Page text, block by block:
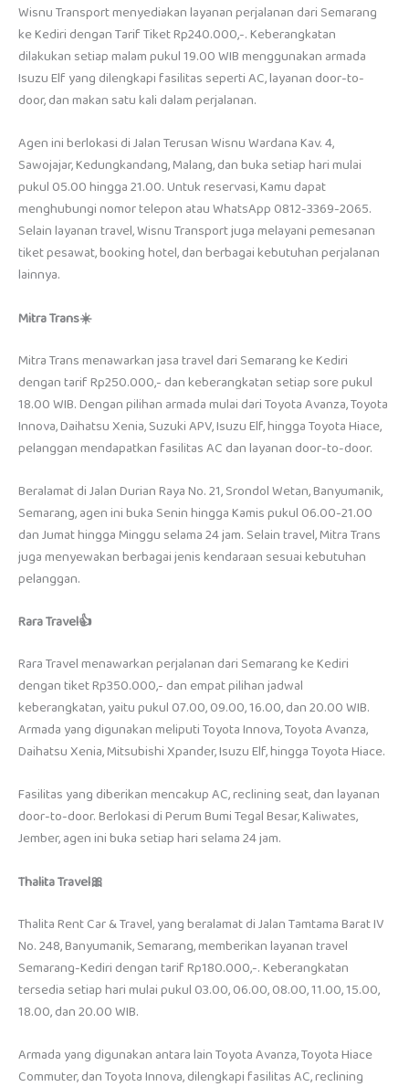
Wisnu Transport menyediakan layanan perjalanan dari Semarang
ke Kediri dengan Tarif Tiket Rp240.000,-. Keberangkatan
dilakukan setiap malam pukul 19.00 WIB menggunakan armada
Isuzu Elf yang dilengkapi fasilitas seperti AC, layanan door-to-
door, dan makan satu kali dalam perjalanan.
Agen ini berlokasi di Jalan Terusan Wisnu Wardana Kav. 4,
Sawojajar, Kedungkandang, Malang, dan buka setiap hari mulai
pukul 05.00 hingga 21.00. Untuk reservasi, Kamu dapat
menghubungi nomor telepon atau WhatsApp 0812-3369-2065.
Selain layanan travel, Wisnu Transport juga melayani pemesanan
tiket pesawat, booking hotel, dan berbagai kebutuhan perjalanan
lainnya.
Mitra Trans☀️
Mitra Trans menawarkan jasa travel dari Semarang ke Kediri
dengan tarif Rp250.000,- dan keberangkatan setiap sore pukul
18.00 WIB. Dengan pilihan armada mulai dari Toyota Avanza, Toyota
Innova, Daihatsu Xenia, Suzuki APV, Isuzu Elf, hingga Toyota Hiace,
pelanggan mendapatkan fasilitas AC dan layanan door-to-door.
Beralamat di Jalan Durian Raya No. 21, Srondol Wetan, Banyumanik,
Semarang, agen ini buka Senin hingga Kamis pukul 06.00-21.00
dan Jumat hingga Minggu selama 24 jam. Selain travel, Mitra Trans
juga menyewakan berbagai jenis kendaraan sesuai kebutuhan
pelanggan.
Rara Travel👍
Rara Travel menawarkan perjalanan dari Semarang ke Kediri
dengan tiket Rp350.000,- dan empat pilihan jadwal
keberangkatan, yaitu pukul 07.00, 09.00, 16.00, dan 20.00 WIB.
Armada yang digunakan meliputi Toyota Innova, Toyota Avanza,
Daihatsu Xenia, Mitsubishi Xpander, Isuzu Elf, hingga Toyota Hiace.
Fasilitas yang diberikan mencakup AC, reclining seat, dan layanan
door-to-door. Berlokasi di Perum Bumi Tegal Besar, Kaliwates,
Jember, agen ini buka setiap hari selama 24 jam.
Thalita Travel🎀
Thalita Rent Car & Travel, yang beralamat di Jalan Tamtama Barat IV
No. 248, Banyumanik, Semarang, memberikan layanan travel
Semarang-Kediri dengan tarif Rp180.000,-. Keberangkatan
tersedia setiap hari mulai pukul 03.00, 06.00, 08.00, 11.00, 15.00,
18.00, dan 20.00 WIB.
Armada yang digunakan antara lain Toyota Avanza, Toyota Hiace
Commuter, dan Toyota Innova, dilengkapi fasilitas AC, reclining